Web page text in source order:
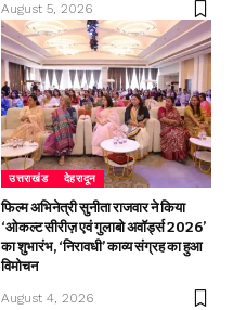
August 5, 2026
उत्तराखंड देहरादून
फिल्म अभिनेत्री सुनीता राजवार ने किया
‘ओकल्ट सीरीज़ एवं गुलाबो अवॉर्ड्स 2026’
का शुभारंभ, ‘निरावधी’ काव्य संग्रह का हुआ
विमोचन
August 4, 2026